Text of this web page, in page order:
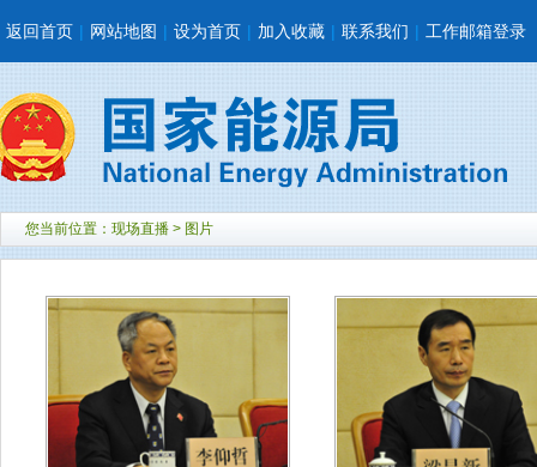
返回首页 | 网站地图 | 设为首页 | 加入收藏 | 联系我们 | 工作邮箱登录
您当前位置： 现场直播 > 图片